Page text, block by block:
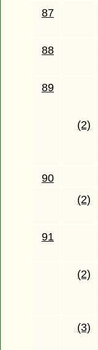
87
88
89
(2)
90
(2)
91
(2)
(3)